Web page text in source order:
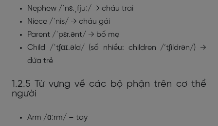
Nephew /ˈnɛ.ˌfjuː/ → cháu trai
Niece /ˈnis/ → cháu gái
Parent /ˈpɛr.ənt/ → bố mẹ
Child /ˈtʃɑɪ.əld/ (số nhiều: children /’tʃildrən/) →
đứa trẻ
1.2.5 Từ vựng về các bộ phận trên cơ thể
người
Arm /ɑːrm/ – tay